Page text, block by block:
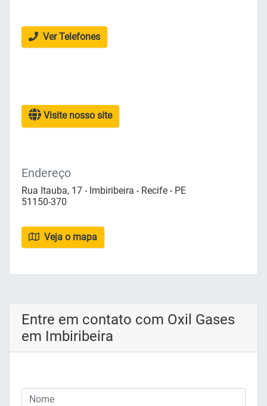
Ver Telefones
Visite nosso site
Endereço
Rua Itauba, 17 - Imbiribeira - Recife - PE
51150-370
Veja o mapa
Entre em contato com Oxil Gases
em Imbiribeira